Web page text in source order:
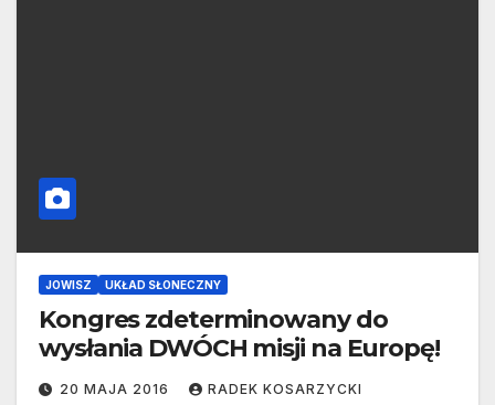
JOWISZ UKŁAD SŁONECZNY
Kongres zdeterminowany do
wysłania DWÓCH misji na Europę!
20 MAJA 2016 RADEK KOSARZYCKI